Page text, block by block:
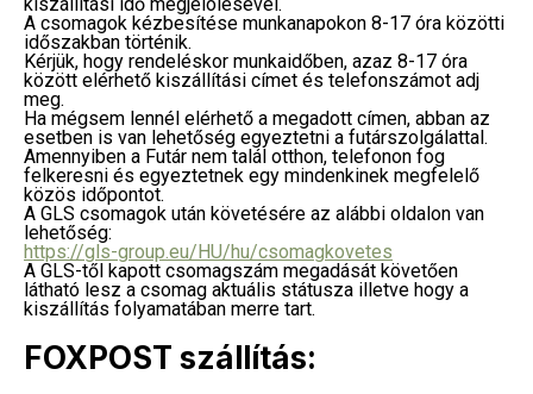
A csomagok kézbesítése munkanapokon 8-17 óra közötti
időszakban történik.
Kérjük, hogy rendeléskor munkaidőben, azaz 8-17 óra
között elérhető kiszállítási címet és telefonszámot adj
meg.
Ha mégsem lennél elérhető a megadott címen, abban az
esetben is van lehetőség egyeztetni a futárszolgálattal.
Amennyiben a Futár nem talál otthon, telefonon fog
felkeresni és egyeztetnek egy mindenkinek megfelelő
közös időpontot.
A GLS csomagok után követésére az alábbi oldalon van
lehetőség:
https://gls-group.eu/HU/hu/csomagkovetes
A GLS-től kapott csomagszám megadását követően
látható lesz a csomag aktuális státusza illetve hogy a
kiszállítás folyamatában merre tart.
FOXPOST szállítás: